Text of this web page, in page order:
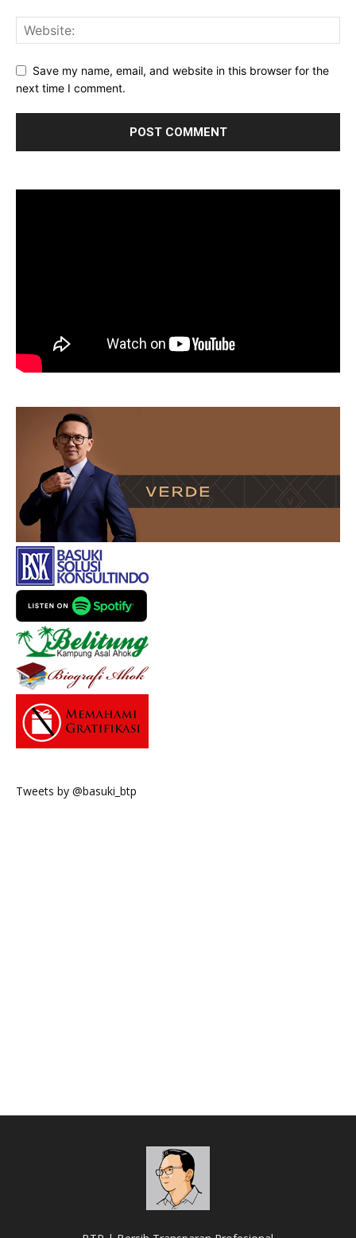
Save my name, email, and website in this browser for the
next time I comment.
Tweets by @basuki_btp